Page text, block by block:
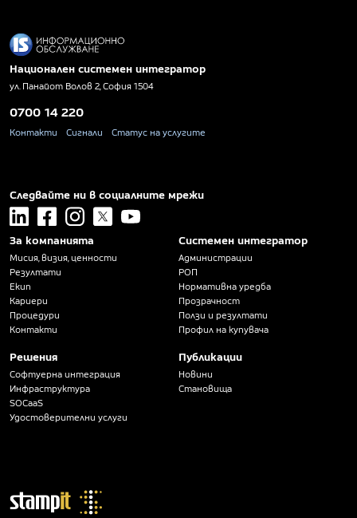
Национален системен интегратор
ул. Панайот Волов 2, София 1504
0700 14 220
Контакти Сигнали Статус на услугите
Следвайте ни в социалните мрежи
linkedin facebookinstagram
x youtube
За компанията
Мисия, визия, ценности
Резултати
Екип
Кариери
Процедури
Контакти
Решения
Софтуерна интеграция
Инфраструктура
SOCaaS
Удостоверителни услуги
Системен интегратор
Администрации
РОП
Нормативна уредба
Прозрачност
Ползи и резултати
Профил на купувача
Публикации
Новини
Становища